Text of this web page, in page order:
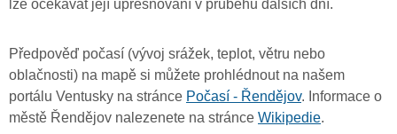
lze očekávat její upřesňování v průběhu dalších dní.
Předpověď počasí (vývoj srážek, teplot, větru nebo
oblačnosti) na mapě si můžete prohlédnout na našem
portálu Ventusky na stránce Počasí - Řendějov. Informace o
městě Řendějov nalezenete na stránce Wikipedie.